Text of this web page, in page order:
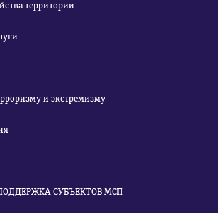
территории
и экстремизму
СУБЪЕКТОВ МСП